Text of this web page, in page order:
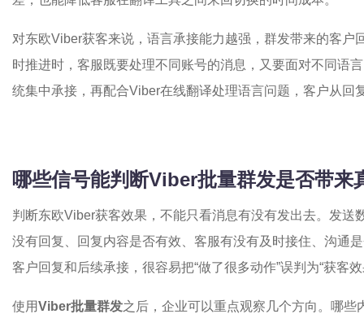
对东欧Viber获客来说，语言承接能力越强，群发带来的客户
时推进时，客服既要处理不同账号的消息，又要面对不同语
统集中承接，再配合Viber在线翻译处理语言问题，客户从回
哪些信号能判断Viber批量群发是否带来
判断东欧Viber获客效果，不能只看消息有没有发出去。发送
没有回复、回复内容是否有效、客服有没有及时接住、沟通
客户回复和后续承接，很容易把“做了很多动作”误判为“获客
使用Viber批量群发之后，企业可以重点观察几个方向。哪